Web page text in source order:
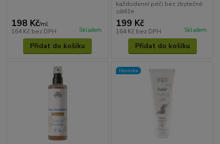
198 Kč/ml
164 Kč bez DPH Skladem
Přidat do košíku
každodenní péči bez zbytečné
zátěže.
199 Kč
164 Kč bez DPH Skladem
Přidat do košíku
Novinka